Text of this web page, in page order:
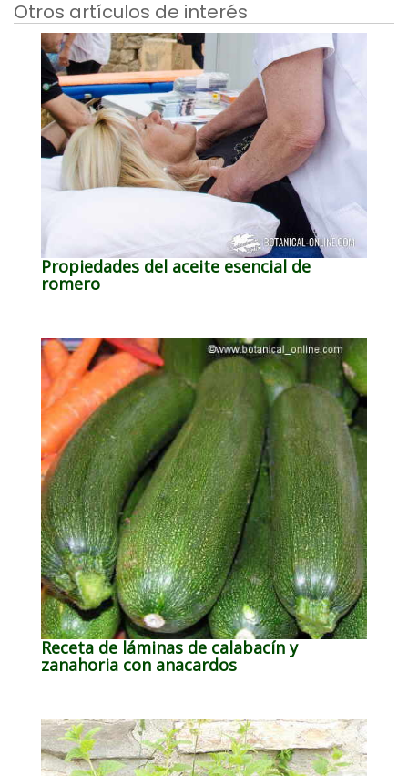
Otros artículos de interés
Propiedades del aceite esencial de
romero
Receta de láminas de calabacín y
zanahoria con anacardos